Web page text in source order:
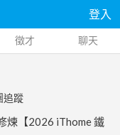
登入
徵才 聊天
追蹤
煉【2026 iThome 鐵